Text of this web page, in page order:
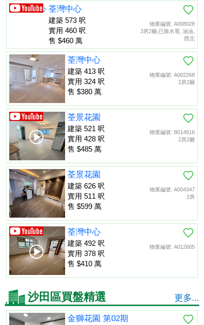
物業編號: A008028
3房2廳,已換水電, 油油,
西北
荃灣中心
建築 573 呎
實用 460 呎
售 $460 萬
物業編號: A002268
2房2廳
荃灣中心
建築 413 呎
實用 324 呎
售 $380 萬
物業編號: B014816
2房2廳
荃景花園
建築 521 呎
實用 428 呎
售 $485 萬
物業編號: A004347
2房
荃景花園
建築 626 呎
實用 511 呎
售 $599 萬
物業編號: A012605
荃灣中心
建築 492 呎
實用 378 呎
售 $410 萬
沙田區買盤精選 更多...
金獅花園 第02期